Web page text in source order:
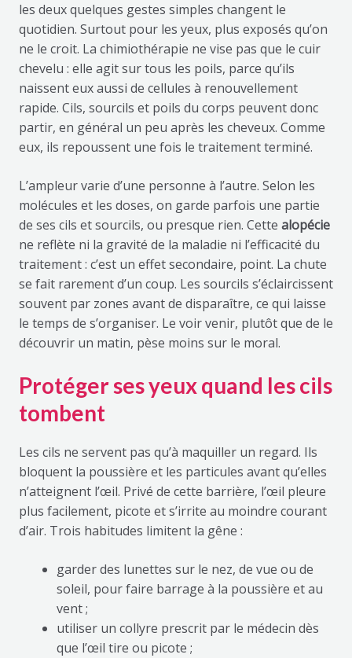
les deux quelques gestes simples changent le
quotidien. Surtout pour les yeux, plus exposés qu’on
ne le croit. La chimiothérapie ne vise pas que le cuir
chevelu : elle agit sur tous les poils, parce qu’ils
naissent eux aussi de cellules à renouvellement
rapide. Cils, sourcils et poils du corps peuvent donc
partir, en général un peu après les cheveux. Comme
eux, ils repoussent une fois le traitement terminé.
L’ampleur varie d’une personne à l’autre. Selon les
molécules et les doses, on garde parfois une partie
de ses cils et sourcils, ou presque rien. Cette alopécie
ne reflète ni la gravité de la maladie ni l’efficacité du
traitement : c’est un effet secondaire, point. La chute
se fait rarement d’un coup. Les sourcils s’éclaircissent
souvent par zones avant de disparaître, ce qui laisse
le temps de s’organiser. Le voir venir, plutôt que de le
découvrir un matin, pèse moins sur le moral.
Protéger ses yeux quand les cils
tombent
Les cils ne servent pas qu’à maquiller un regard. Ils
bloquent la poussière et les particules avant qu’elles
n’atteignent l’œil. Privé de cette barrière, l’œil pleure
plus facilement, picote et s’irrite au moindre courant
d’air. Trois habitudes limitent la gêne :
garder des lunettes sur le nez, de vue ou de
soleil, pour faire barrage à la poussière et au
vent ;
utiliser un collyre prescrit par le médecin dès
que l’œil tire ou picote ;